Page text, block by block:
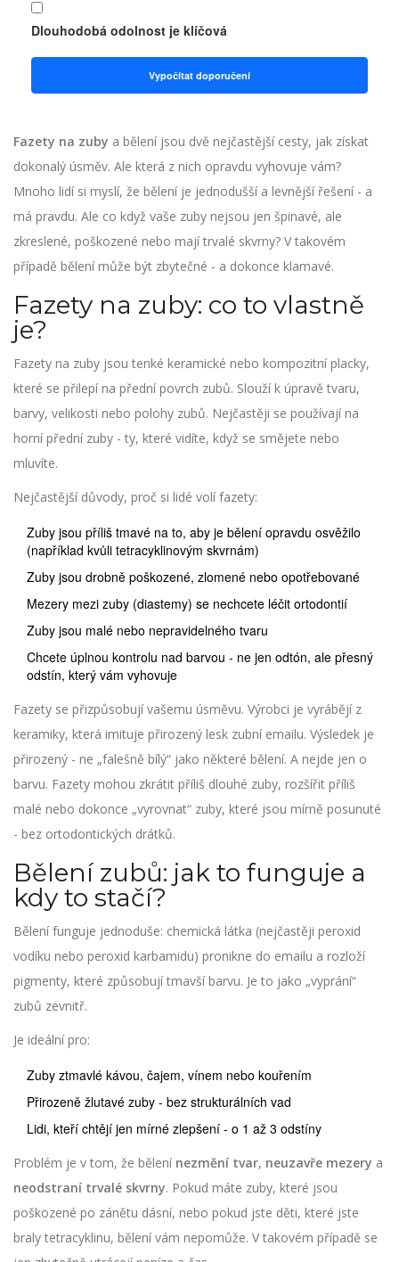
Dlouhodobá odolnost je klíčová
Vypočítat doporučení
Fazety na zuby a bělení jsou dvě nejčastější cesty, jak získat
dokonalý úsměv. Ale která z nich opravdu vyhovuje vám?
Mnoho lidí si myslí, že bělení je jednodušší a levnější řešení - a
má pravdu. Ale co když vaše zuby nejsou jen špinavé, ale
zkreslené, poškozené nebo mají trvalé skvrny? V takovém
případě bělení může být zbytečné - a dokonce klamavé.
Fazety na zuby: co to vlastně
je?
Fazety na zuby jsou tenké keramické nebo kompozitní placky,
které se přilepí na přední povrch zubů. Slouží k úpravě tvaru,
barvy, velikosti nebo polohy zubů. Nejčastěji se používají na
horní přední zuby - ty, které vidíte, když se smějete nebo
mluvíte.
Nejčastější důvody, proč si lidé volí fazety:
Zuby jsou příliš tmavé na to, aby je bělení opravdu osvěžilo
(například kvůli tetracyklinovým skvrnám)
Zuby jsou drobně poškozené, zlomené nebo opotřebované
Mezery mezi zuby (diastemy) se nechcete léčit ortodontií
Zuby jsou malé nebo nepravidelného tvaru
Chcete úplnou kontrolu nad barvou - ne jen odtón, ale přesný
odstín, který vám vyhovuje
Fazety se přizpůsobují vašemu úsměvu. Výrobci je vyrábějí z
keramiky, která imituje přirozený lesk zubní emailu. Výsledek je
přirozený - ne „falešně bílý“ jako některé bělení. A nejde jen o
barvu. Fazety mohou zkrátit příliš dlouhé zuby, rozšířit příliš
malé nebo dokonce „vyrovnat“ zuby, které jsou mírně posunuté
- bez ortodontických drátků.
Bělení zubů: jak to funguje a
kdy to stačí?
Bělení funguje jednoduše: chemická látka (nejčastěji peroxid
vodíku nebo peroxid karbamidu) pronikne do emailu a rozloží
pigmenty, které způsobují tmavší barvu. Je to jako „vyprání“
zubů zevnitř.
Je ideální pro:
Zuby ztmavlé kávou, čajem, vínem nebo kouřením
Přirozeně žlutavé zuby - bez strukturálních vad
Lidi, kteří chtějí jen mírné zlepšení - o 1 až 3 odstíny
Problém je v tom, že bělení nezmění tvar, neuzavře mezery a
neodstraní trvalé skvrny. Pokud máte zuby, které jsou
poškozené po zánětu dásní, nebo pokud jste děti, které jste
braly tetracyklinu, bělení vám nepomůže. V takovém případě se